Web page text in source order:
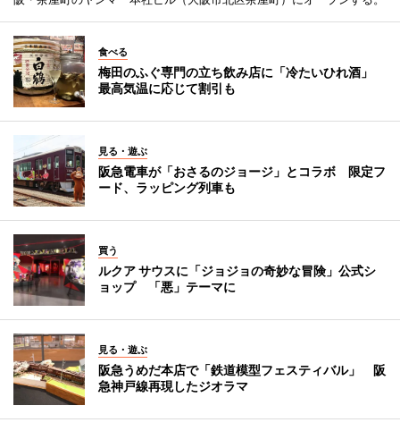
食べる
梅田のふぐ専門の立ち飲み店に「冷たいひれ酒」
最高気温に応じて割引も
見る・遊ぶ
阪急電車が「おさるのジョージ」とコラボ 限定フ
ード、ラッピング列車も
買う
ルクア サウスに「ジョジョの奇妙な冒険」公式シ
ョップ 「悪」テーマに
見る・遊ぶ
阪急うめだ本店で「鉄道模型フェスティバル」 阪
急神戸線再現したジオラマ